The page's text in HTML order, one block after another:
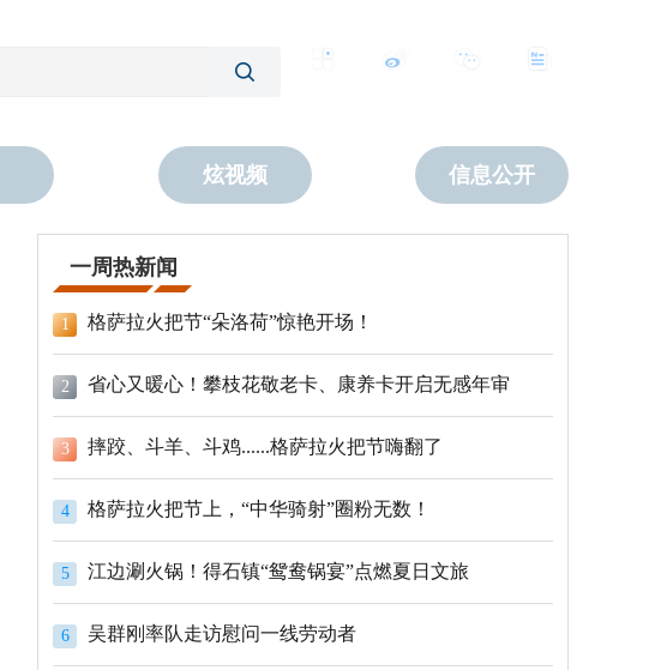
炫视频 信息公开
一周热新闻
1 格萨拉火把节“朵洛荷”惊艳开场！
2 省心又暖心！攀枝花敬老卡、康养卡开启无感年审
3 摔跤、斗羊、斗鸡......格萨拉火把节嗨翻了
4 格萨拉火把节上，“中华骑射”圈粉无数！
5 江边涮火锅！得石镇“鸳鸯锅宴”点燃夏日文旅
6 吴群刚率队走访慰问一线劳动者